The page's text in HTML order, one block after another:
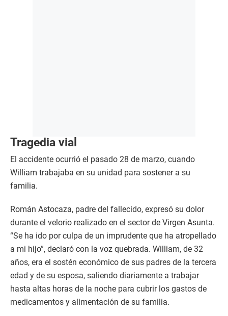
Tragedia vial
El accidente ocurrió el pasado 28 de marzo, cuando
William trabajaba en su unidad para sostener a su
familia.
Román Astocaza, padre del fallecido, expresó su dolor
durante el velorio realizado en el sector de Virgen Asunta.
“Se ha ido por culpa de un imprudente que ha atropellado
a mi hijo”, declaró con la voz quebrada. William, de 32
años, era el sostén económico de sus padres de la tercera
edad y de su esposa, saliendo diariamente a trabajar
hasta altas horas de la noche para cubrir los gastos de
medicamentos y alimentación de su familia.